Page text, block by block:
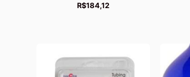
R$184,12